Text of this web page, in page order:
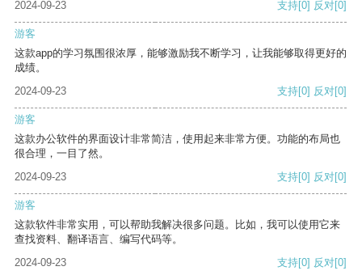
2024-09-23 支持[0] 反对[0]
游客
这款app的学习氛围很浓厚，能够激励我不断学习，让我能够取得更好的
成绩。
2024-09-23
支持[0] 反对[0]
游客
这款办公软件的界面设计非常简洁，使用起来非常方便。功能的布局也
很合理，一目了然。
2024-09-23
支持[0] 反对[0]
游客
这款软件非常实用，可以帮助我解决很多问题。比如，我可以使用它来
查找资料、翻译语言、编写代码等。
2024-09-23
支持[0] 反对[0]